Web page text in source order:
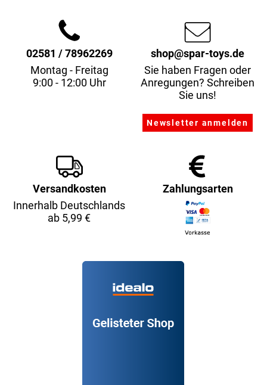
02581 / 78962269
Montag - Freitag
9:00 - 12:00 Uhr
shop@spar-toys.de
Sie haben Fragen oder
Anregungen? Schreiben
Sie uns!
Versandkosten
Innerhalb Deutschlands
ab 5,99 €
Zahlungsarten